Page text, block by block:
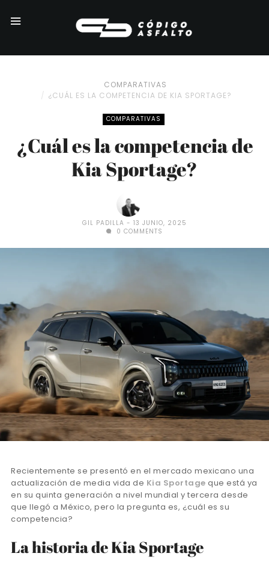
COMPARATIVAS
¿CUÁL ES LA COMPETENCIA DE KIA SPORTAGE?
COMPARATIVAS
¿Cuál es la competencia de
Kia Sportage?
GIL PADILLA
13 JUNIO, 2025
0 COMMENTS
Recientemente se presentó en el mercado mexicano una
actualización de media vida de Kia Sportage que está ya
en su quinta generación a nivel mundial y tercera desde
que llegó a México, pero la pregunta es, ¿cuál es su
competencia?
La historia de Kia Sportage